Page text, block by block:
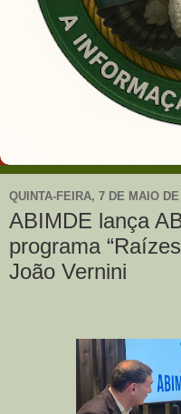
QUINTA-FEIRA, 7 DE MAIO
ABIMDE lança
programa
João Vernini